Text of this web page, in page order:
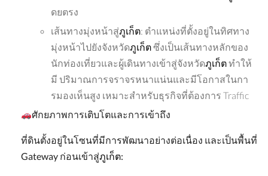
ดยตรง
เส้นทางมุ่งหน้าสู่ภูเก็ต: ตำแหน่งที่ตั้งอยู่ในทิศทาง
มุ่งหน้าไปยังจังหวัดภูเก็ตซึ่งเป็นเส้นทางหลักของ
นักท่องเที่ยวและผู้เดินทางเข้าสู่จังหวัดภูเก็ตทำให้
มี ปริมาณการจราจรหนาแน่นและมีโอกาสในกา
รมองเห็นสูง เหมาะสำหรับธุรกิจที่ต้องการ Traffic
ศักยภาพการเติบโตและการเข้าถึง
ที่ดินตั้งอยู่ในโซนที่มีการพัฒนาอย่างต่อเนื่อง และเป็นพื้นที่
Gateway ก่อนเข้าสู่ภูเก็ต: